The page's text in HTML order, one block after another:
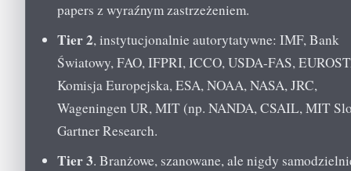
papers z wyraźnym zastrzeżeniem.
Tier 2, instytucjonalnie autorytatywne: IMF, Bank
Światowy, FAO, IFPRI, ICCO, USDA-FAS,
Komisja Europejska, ESA, NOAA, NASA, JRC,
Wageningen UR, MIT (np. NANDA, CSAIL, MIT
Gartner Research.
Tier 3. Branżowe, szanowane, ale nigdy